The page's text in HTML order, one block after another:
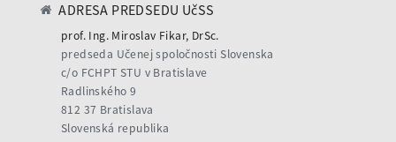
ADRESA PREDSEDU UčSS
prof. Ing. Miroslav Fikar, DrSc.
predseda Učenej spoločnosti Slovenska
c/o FCHPT STU v Bratislave
Radlinského 9
812 37 Bratislava
Slovenská republika